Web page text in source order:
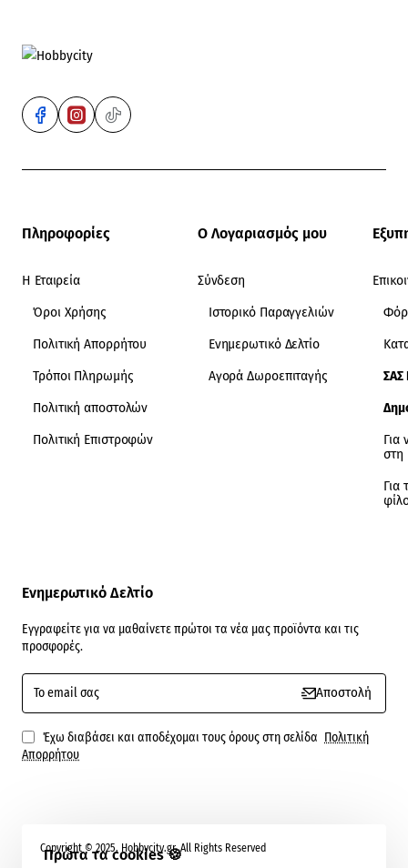
Πρώτα τα cookies 🍪
Πληροφορίες
Η Εταιρεία
Όροι Χρήσης
Πολιτική Απορρήτου
Τρόποι Πληρωμής
Πολιτική αποστολών
Πολιτική Επιστροφών
Ο Λογαριασμός μου
Σύνδεση
Ιστορικό Παραγγελιών
Ενημερωτικό Δελτίο
Αγορά Δωροεπιταγής ΣΑΣ
Για
Για
Ενημερωτικό Δελτίο
Εγγραφείτε για να μαθαίνετε πρώτοι τα νέα μας προϊόντα και τις
προσφορές.
To
email
σας
Αποστολή
Έχω διαβάσει και αποδέχομαι τους όρους στη σελίδα Πολιτική
Απορρήτου
Copyright © 2025, Hobbycity.gr, All Rights Reserved